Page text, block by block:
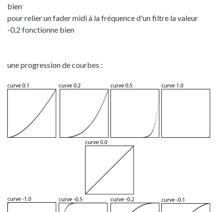
bien
pour relier un fader midi à la fréquence d'un filtre la valeur
-0.2 fonctionne bien
une progression de courbes :